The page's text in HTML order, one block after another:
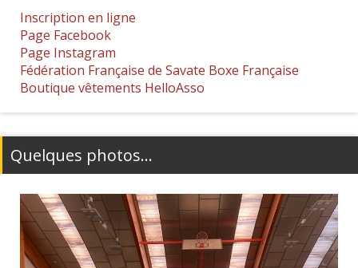
Inscription en ligne
Page Facebook
Page Instagram
Fédération Française de Savate Boxe Française
Boutique vêtements HelloAsso
Quelques photos...